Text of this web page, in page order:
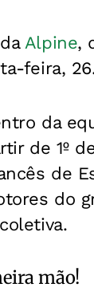
Alpine,
feira,
da
de 1º
de
do
mão!